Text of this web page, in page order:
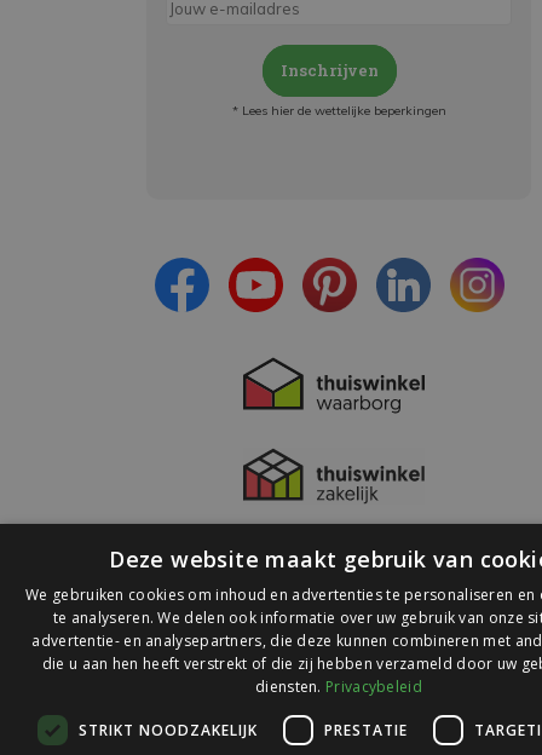
Inschrijven
* Lees hier de wettelijke beperkingen
© 2026 Ledlichtdiscounter.nl
op
Deze website maakt gebruik van
We gebruiken cookies om inhoud en advertenties te personaliseren en
te analyseren. We delen ook informatie over uw gebruik van onze
advertentie- en analysepartners, die deze kunnen combineren met
die u aan hen heeft verstrekt of die zij hebben verzameld door uw
diensten. Privacybeleid
STRIKT NOODZAKELIJK PRESTATIE